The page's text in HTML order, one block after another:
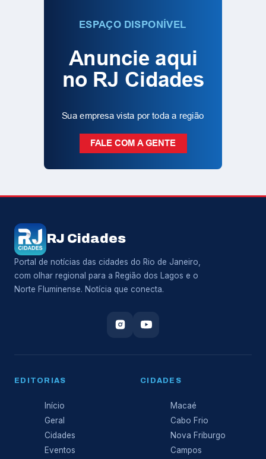
RJ Cidades
Portal de notícias das cidades do Rio de Janeiro,
com olhar regional para a Região dos Lagos e o
Norte Fluminense. Notícia que conecta.
EDITORIAS
Início
Geral
Cidades
Eventos
CIDADES
Macaé
Cabo Frio
Nova Friburgo
Campos